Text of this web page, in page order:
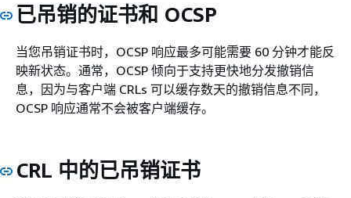
已吊销的证书和 OCSP
当您吊销证书时，OCSP 响应最多可能需要 60 分钟才能反
映新状态。通常，OCSP 倾向于支持更快地分发撤销信
息，因为与客户端 CRLs 可以缓存数天的撤销信息不同，
OCSP 响应通常不会被客户端缓存。
CRL 中的已吊销证书